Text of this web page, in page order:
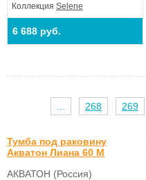
Коллекция Selene
6 688 руб.
268 269
Тумба под раковину
Акватон Лиана 60 М
АКВАТОН (Россия)